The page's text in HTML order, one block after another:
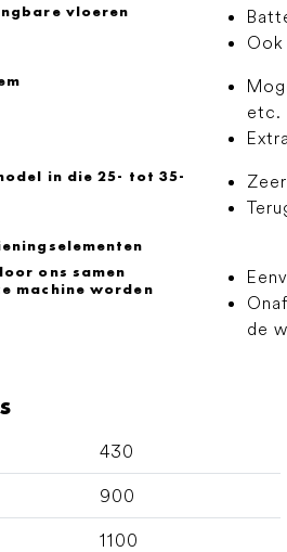
vloeren
etc.
in die 25- tot 35-
ons samen
machine worden
de
430
900
1100